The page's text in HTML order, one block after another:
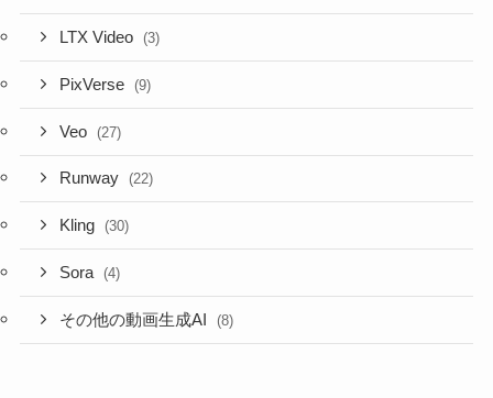
LTX Video (3)
PixVerse (9)
Veo (27)
Runway (22)
Kling (30)
Sora (4)
その他の動画生成AI (8)